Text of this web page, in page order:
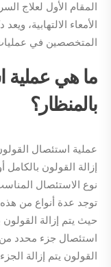
المقام الأول لعلاج
الأمعاء الالتهابية،
المتخصصين في
ما هي عملية
بالمنظار؟
عملية استئصال
إزالة القولون
نوع الاستئصال
توجد عدة أنواع من هذه
حيث يتم إزالة القولون
استئصال جزء محدد
القولون يتم إزالة